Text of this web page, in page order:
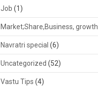
Job (1)
Market;Share,Business, growth
Navratri special (6)
Uncategorized (52)
Vastu Tips (4)